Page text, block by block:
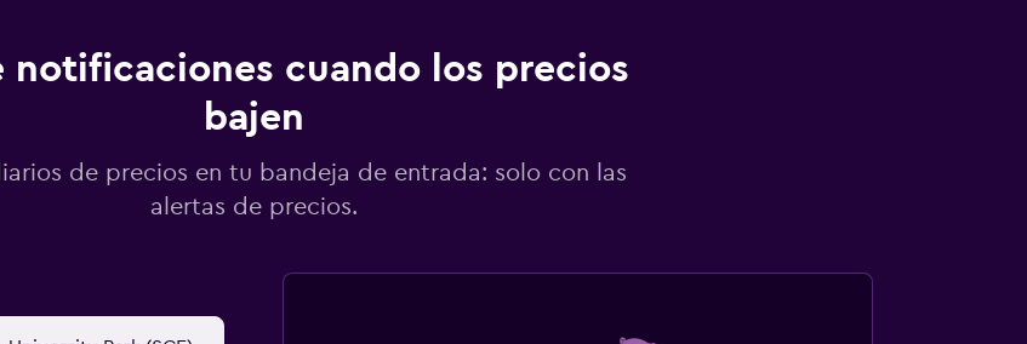
notificaciones cuando los precios
bajen
de precios en tu bandeja de entrada: solo con las
alertas de precios.